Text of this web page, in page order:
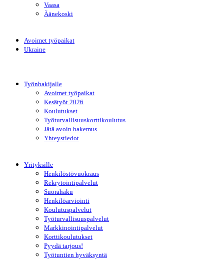
Vaasa
Äänekoski
Avoimet työpaikat
Ukraine
Työnhakijalle
Avoimet työpaikat
Kesätyöt 2026
Koulutukset
Työturvallisuuskorttikoulutus
Jätä avoin hakemus
Yhteystiedot
Yrityksille
Henkilöstövuokraus
Rekrytointipalvelut
Suorahaku
Henkilöarviointi
Koulutuspalvelut
Työturvallisuuspalvelut
Markkinointipalvelut
Korttikoulutukset
Pyydä tarjous!
Työtuntien hyväksyntä